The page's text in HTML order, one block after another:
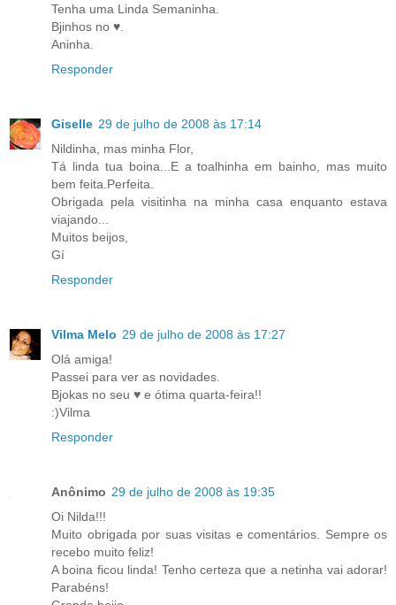
Tenha uma Linda Semaninha.
Bjinhos no ♥.
Aninha.
Responder
Giselle 29 de julho de 2008 às 17:14
Nildinha, mas minha Flor,
Tá linda tua boina...E a toalhinha em bainho, mas muito
bem feita.Perfeita.
Obrigada pela visitinha na minha casa enquanto estava
viajando...
Muitos beijos,
Gí
Responder
Vilma Melo 29 de julho de 2008 às 17:27
Olá amiga!
Passei para ver as novidades.
Bjokas no seu ♥ e ótima quarta-feira!!
:)Vilma
Responder
Anônimo 29 de julho de 2008 às 19:35
Oi Nilda!!!
Muito obrigada por suas visitas e comentários. Sempre os
recebo muito feliz!
A boina ficou linda! Tenho certeza que a netinha vai adorar!
Parabéns!